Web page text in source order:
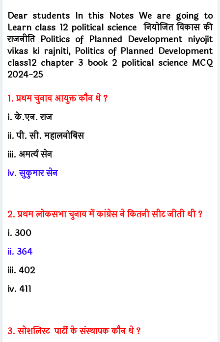
Dear students In this Notes We are going to
Learn class 12 political science नियोजित विकास की
राजनीति Politics of Planned Development niyojit
vikas ki rajniti, Politics of Planned Development
class12 chapter 3 book 2 political science MCQ
2024-25
1. प्रथम चुनाव आयुक्त कौन थे ?
i. के.एन. राज
ii. पी. सी. महालनोबिस
iii. अमर्त्य सेन
iv. सुकुमार सेन
2. प्रथम लोकसभा चुनाव में कांग्रेस ने कितनी सीट जीती थी ?
i. 300
ii. 364
iii. 402
iv. 411
3. सोशलिस्ट पार्टी के संस्थापक कौन थे ?